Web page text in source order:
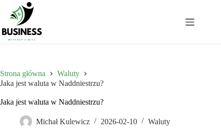
Przejdź
treści
Strona główna
Waluty
Jaka jest waluta w Naddniestrzu?
Jaka jest waluta w Naddniestrzu?
Michał Kulewicz 2026-02-10 Waluty